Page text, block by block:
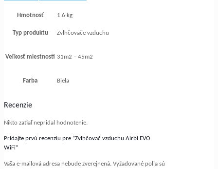
Hmotnosť 1.6 kg
Typ produktu Zvlhčovače vzduchu
Veľkosť miestnosti 31m2 – 45m2
Farba Biela
Recenzie
Nikto zatiaľ nepridal hodnotenie.
Pridajte prvú recenziu pre “Zvlhčovač vzduchu Airbi EVO
WiFi”
Vaša e-mailová adresa nebude zverejnená. Vyžadované polia sú